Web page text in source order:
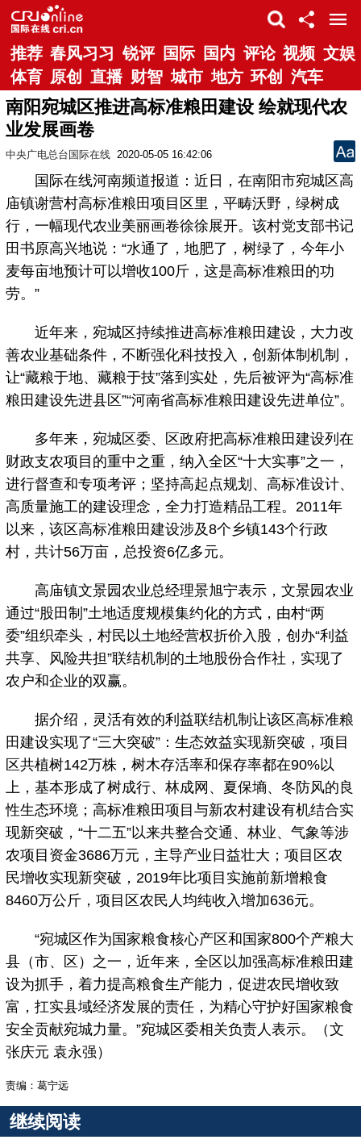
推荐 春风习习 锐评 国际 国内 评论 视频 文娱
体育 原创 直播 财智 城市 地方 环创 汽车
南阳宛城区推进高标准粮田建设 绘就现代农
业发展画卷
中央广电总台国际在线 2020-05-05 16:42:06
国际在线河南频道报道：近日，在南阳市宛城区高
庙镇谢营村高标准粮田项目区里，平畴沃野，绿树成
行，一幅现代农业美丽画卷徐徐展开。该村党支部书记
田书原高兴地说：“水通了，地肥了，树绿了，今年小
麦每亩地预计可以增收100斤，这是高标准粮田的功
劳。”
近年来，宛城区持续推进高标准粮田建设，大力改
善农业基础条件，不断强化科技投入，创新体制机制，
让“藏粮于地、藏粮于技”落到实处，先后被评为“高标准
粮田建设先进县区”“河南省高标准粮田建设先进单位”。
多年来，宛城区委、区政府把高标准粮田建设列在
财政支农项目的重中之重，纳入全区“十大实事”之一，
进行督查和专项考评；坚持高起点规划、高标准设计、
高质量施工的建设理念，全力打造精品工程。2011年
以来，该区高标准粮田建设涉及8个乡镇143个行政
村，共计56万亩，总投资6亿多元。
高庙镇文景园农业总经理景旭宁表示，文景园农业
通过“股田制”土地适度规模集约化的方式，由村“两
委”组织牵头，村民以土地经营权折价入股，创办“利益
共享、风险共担”联结机制的土地股份合作社，实现了
农户和企业的双赢。
据介绍，灵活有效的利益联结机制让该区高标准粮
田建设实现了“三大突破”：生态效益实现新突破，项目
区共植树142万株，树木存活率和保存率都在90%以
上，基本形成了树成行、林成网、夏保墒、冬防风的良
性生态环境；高标准粮田项目与新农村建设有机结合实
现新突破，“十二五”以来共整合交通、林业、气象等涉
农项目资金3686万元，主导产业日益壮大；项目区农
民增收实现新突破，2019年比项目实施前新增粮食
8460万公斤，项目区农民人均纯收入增加636元。
“宛城区作为国家粮食核心产区和国家800个产粮大
县（市、区）之一，近年来，全区以加强高标准粮田建
设为抓手，着力提高粮食生产能力，促进农民增收致
富，扛实县域经济发展的责任，为精心守护好国家粮食
安全贡献宛城力量。”宛城区委相关负责人表示。（文
张庆元 袁永强）
责编：葛宁远
继续阅读